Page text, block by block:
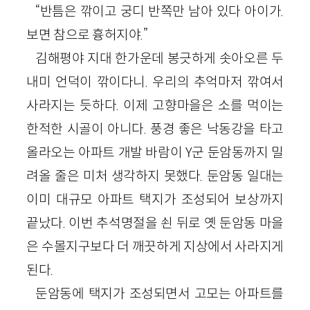
“반틈은 깎이고 궁디 반쪽만 남아 있다 아이가.
보면 참으로 흉허지야.”
김해평야 지대 한가운데 봉긋하게 솟아오른 두
내미 언덕이 깎이다니. 우리의 추억마저 깎여서
사라지는 듯하다. 이제 고향마을은 소를 먹이는
한적한 시골이 아니다. 풍경 좋은 낙동강을 타고
올라오는 아파트 개발 바람이 Y군 둔암동까지 밀
려올 줄은 미처 생각하지 못했다. 둔암동 일대는
이미 대규모 아파트 택지가 조성되어 보상까지
끝났다. 이번 추석명절을 쇤 뒤로 옛 둔암동 마을
은 수몰지구보다 더 깨끗하게 지상에서 사라지게
된다.
둔암동에 택지가 조성되면서 고모는 아파트를